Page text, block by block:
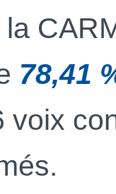
la
78,41